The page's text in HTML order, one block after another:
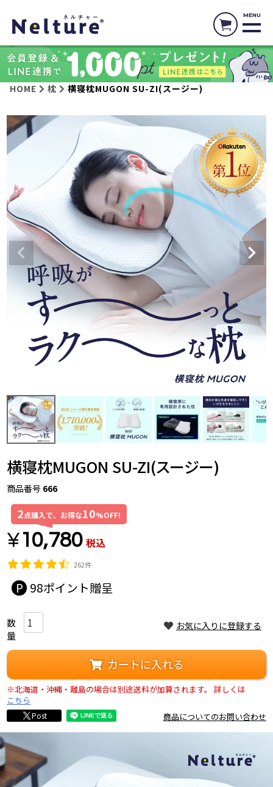
MENU
HOME 枕 横寝枕MUGON SU-ZI(スージー)
横寝枕MUGON SU-ZI(スージー)
商品番号 666
2点購入で、お得な10%OFF!
¥10,780 税込
262件
98
お気に入りに登録する
カートに入れる
※北海道・沖縄・離島の場合は別途送料が加算されます。
詳しくは
こちら
商品についてのお問い合わせ
Post